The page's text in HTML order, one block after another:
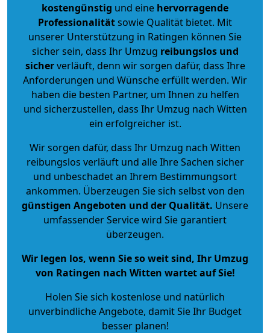
kostengünstig und eine hervorragende
Professionalitätsowie Qualität bietet. Mit
unserer Unterstützung in Ratingen können Sie
sicher sein, dass Ihr Umzug reibungslos und
sicherverläuft, denn wir sorgen dafür, dass Ihre
Anforderungen und Wünsche erfüllt werden. Wir
haben die besten Partner, um Ihnen zu helfen
und sicherzustellen, dass Ihr Umzug nach Witten
ein erfolgreicher ist.
Wir sorgen dafür, dass Ihr Umzug nach Witten
reibungslos verläuft und alle Ihre Sachen sicher
und unbeschadet an Ihrem Bestimmungsort
ankommen. Überzeugen Sie sich selbst von den
günstigen Angeboten und der Qualität. Unsere
umfassender Service wird Sie garantiert
überzeugen.
Wir legen los, wenn Sie so weit sind, Ihr Umzug
von Ratingen nach Witten wartet auf Sie!
Holen Sie sich kostenlose und natürlich
unverbindliche Angebote, damit Sie Ihr Budget
besser planen!